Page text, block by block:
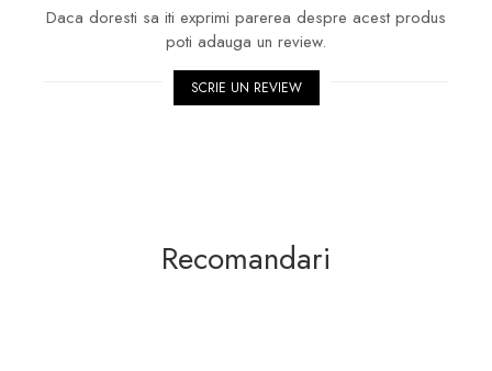
Daca doresti sa iti exprimi parerea despre acest produs
poti adauga un review.
SCRIE UN REVIEW
Recomandari